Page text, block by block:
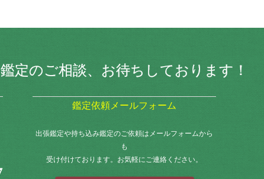
鑑定のご相談、 お待ちしております！
鑑定依頼メールフォーム
出張鑑定や持ち込み鑑定のご依頼はメールフォームから
も
受け付けております。お気軽にご連絡ください。